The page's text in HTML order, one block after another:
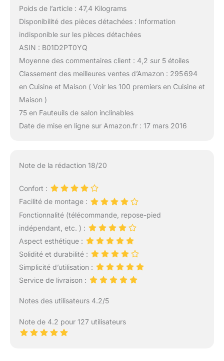
Poids de l’article : 47,4 Kilograms
Disponibilité des pièces détachées : Information
indisponible sur les pièces détachées
ASIN : B01D2PT0YQ
Moyenne des commentaires client : 4,2 sur 5 étoiles
Classement des meilleures ventes d’Amazon : 295 694
en Cuisine et Maison ( Voir les 100 premiers en Cuisine et
Maison )
75 en Fauteuils de salon inclinables
Date de mise en ligne sur Amazon.fr : 17 mars 2016
Note de la rédaction 18/20
Confort :
Facilité de montage :
Fonctionnalité (télécommande, repose-pied
indépendant, etc. ) :
Aspect esthétique :
Solidité et durabilité :
Simplicité d’utilisation :
Service de livraison :
Notes des utilisateurs 4.2/5
Note de 4.2 pour 127 utilisateurs